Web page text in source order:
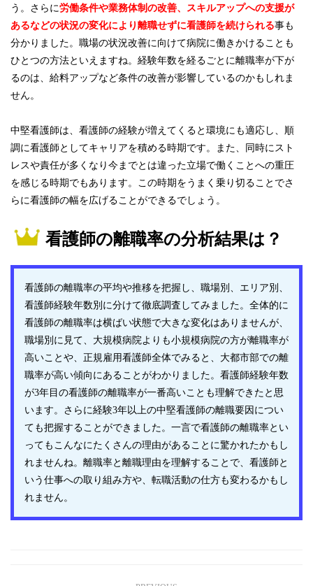
う。さらに労働条件や業務体制の改善、スキルアップへの支援が
あるなどの状況の変化により離職せずに看護師を続けられる事も
分かりました。職場の状況改善に向けて病院に働きかけることも
ひとつの方法といえますね。経験年数を経るごとに離職率が下が
るのは、給料アップなど条件の改善が影響しているのかもしれま
せん。
中堅看護師は、看護師の経験が増えてくると環境にも適応し、順
調に看護師としてキャリアを積める時期です。また、同時にスト
レスや責任が多くなり今までとは違った立場で働くことへの重圧
を感じる時期でもあります。この時期をうまく乗り切ることでさ
らに看護師の幅を広げることができるでしょう。
看護師の離職率の分析結果は？
看護師の離職率の平均や推移を把握し、職場別、エリア別、
看護師経験年数別に分けて徹底調査してみました。全体的に
看護師の離職率は横ばい状態で大きな変化はありませんが、
職場別に見て、大規模病院よりも小規模病院の方が離職率が
高いことや、正規雇用看護師全体でみると、大都市部での離
職率が高い傾向にあることがわかりました。看護師経験年数
が3年目の看護師の離職率が一番高いことも理解できたと思
います。さらに経験3年以上の中堅看護師の離職要因につい
ても把握することができました。一言で看護師の離職率とい
ってもこんなにたくさんの理由があることに驚かれたかもし
れませんね。離職率と離職理由を理解することで、看護師と
いう仕事への取り組み方や、転職活動の仕方も変わるかもし
れません。